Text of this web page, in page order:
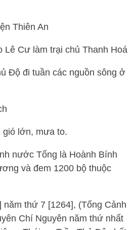
Thiên An
Lê Cư làm trại chủ Thanh Hoá
Độ đi tuần các nguồn sông ở
gió lớn, mưa to.
nước Tống là Hoành Bính
và đem 1200 bộ thuộc
năm thứ 7 [1264], (Tống Cảnh
Chí Nguyên năm thứ nhất